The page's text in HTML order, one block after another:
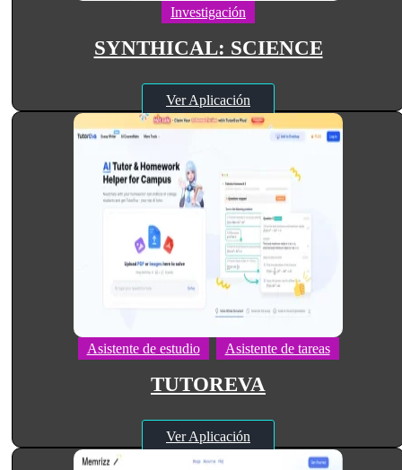
Investigación
SYNTHICAL: SCIENCE
Ver Aplicación
Asistente de estudio Asistente de tareas
TUTOREVA
Ver Aplicación